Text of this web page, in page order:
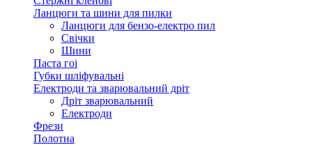
Ланцюги та шини для пилки
Ланцюги для бензо-електро пил
Свічки
Шини
Паста гоі
Губки шліфувальні
Електроди та зварювальний дріт
Дріт зварювальний
Електроди
Фрези
Полотна